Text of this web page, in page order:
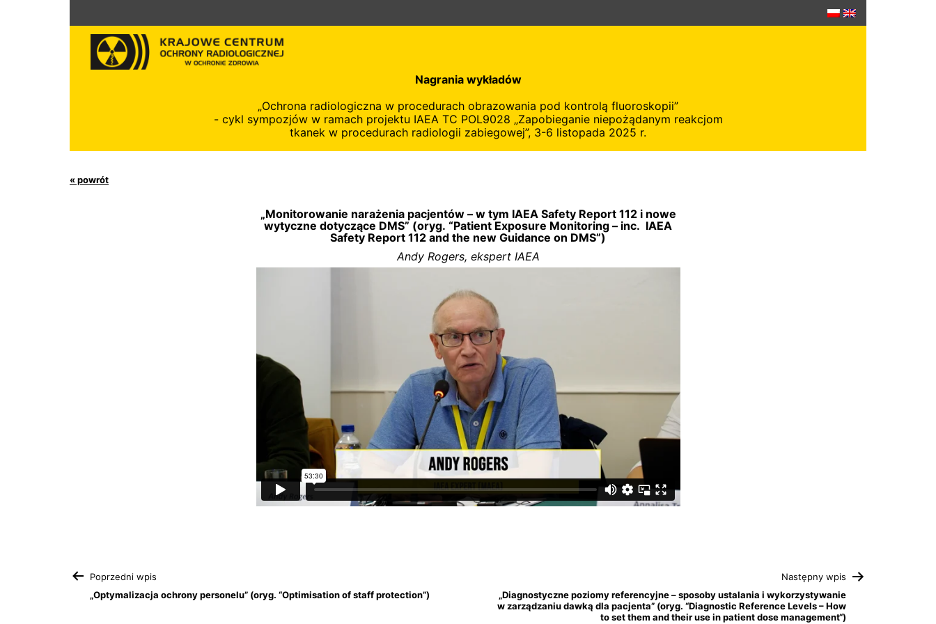
Nagrania wykładów
„Ochrona radiologiczna w procedurach obrazowania pod kontrolą fluoroskopii”
- cykl sympozjów w ramach projektu IAEA TC POL9028 „Zapobieganie niepożądanym reakcjom
tkanek w procedurach radiologii zabiegowej”, 3-6 listopada 2025 r.
« powrót
„Monitorowanie narażenia pacjentów – w tym IAEA Safety Report 112 i nowe
wytyczne dotyczące DMS” (oryg. “Patient Exposure Monitoring – inc. IAEA
Safety Report 112 and the new Guidance on DMS”)
Andy Rogers, ekspert IAEA
Nawigacja
Poprzedni wpis
„Optymalizacja ochrony personelu” (oryg. “Optimisation of staff protection”)
Następny wpis
„Diagnostyczne poziomy referencyjne – sposoby ustalania i wykorzystywanie
w zarządzaniu dawką dla pacjenta” (oryg. “Diagnostic Reference Levels – How
to set them and their use in patient dose management“)